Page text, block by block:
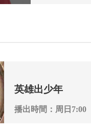
英雄出少年
播出時間：周日7:00